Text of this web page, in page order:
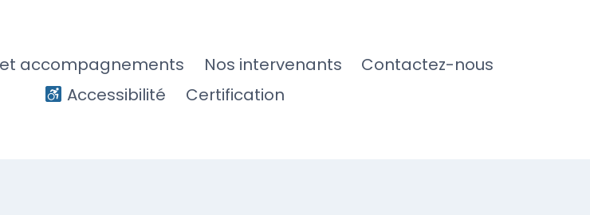
accompagnements Nos intervenants
Contactez-nous
Accessibilité
Certification